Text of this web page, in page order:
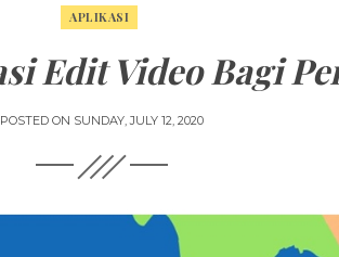
APLIKASI
Edit Video Bagi
POSTED ON SUNDAY, JULY 12, 2020